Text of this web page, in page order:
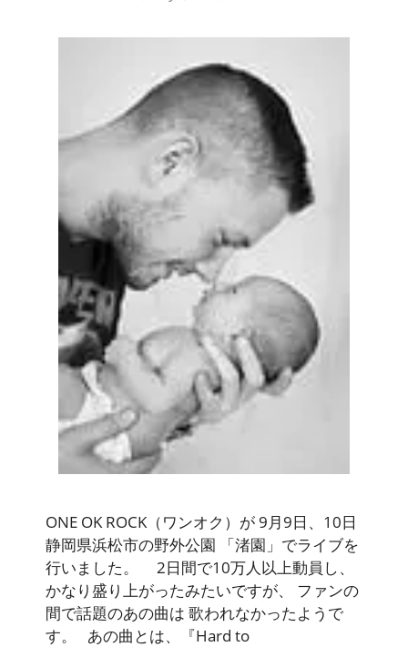
ONE OK ROCK（ワンオク）が 9月9日、10日
静岡県浜松市の野外公園 「渚園」でライブを
行いました。 2日間で10万人以上動員し、
かなり盛り上がったみたいですが、 ファンの
間で話題のあの曲は 歌われなかったようで
す。 あの曲とは、『Hard to